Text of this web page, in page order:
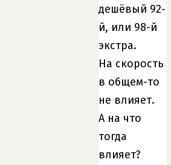
дешёвый 92-
й, или 98-й
экстра.
На скорость
в общем-то
не влияет.
А на что
тогда
влияет?